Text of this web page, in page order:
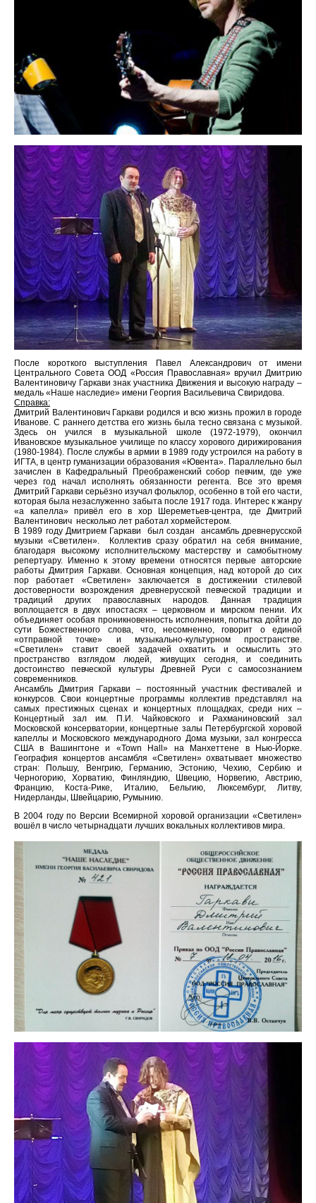
После короткого выступления Павел Александрович от имени
Центрального Совета ООД «Россия Православная» вручил Дмитрию
Валентиновичу Гаркави знак участника Движения и высокую награду –
медаль «Наше наследие» имени Георгия Васильевича Свиридова.
Справка:
Дмитрий Валентинович Гаркави родился и всю жизнь прожил в городе
Иванове. С раннего детства его жизнь была тесно связана с музыкой.
Здесь он учился в музыкальной школе (1972-1979), окончил
Ивановское музыкальное училище по классу хорового дирижирования
(1980-1984). После службы в армии в 1989 году устроился на работу в
ИГТА, в центр гуманизации образования «Ювента». Параллельно был
зачислен в Кафедральный Преображенский собор певчим, где уже
через год начал исполнять обязанности регента. Все это время
Дмитрий Гаркави серьёзно изучал фольклор, особенно в той его части,
которая была незаслуженно забыта после 1917 года. Интерес к жанру
«а капелла» привёл его в хор Шереметьев-центра, где Дмитрий
Валентинович несколько лет работал хормейстером.
В 1989 году Дмитрием Гаркави был создан ансамбль древнерусской
музыки «Светилен». Коллектив сразу обратил на себя внимание,
благодаря высокому исполнительскому мастерству и самобытному
репертуару. Именно к этому времени относятся первые авторские
работы Дмитрия Гаркави. Основная концепция, над которой до сих
пор работает «Светилен» заключается в достижении стилевой
достоверности возрождения древнерусской певческой традиции и
традиций других православных народов. Данная традиция
воплощается в двух ипостасях – церковном и мирском пении. Их
объединяет особая проникновенность исполнения, попытка дойти до
сути Божественного слова, что, несомненно, говорит о единой
«отправной точке» и музыкально-культурном пространстве.
«Светилен» ставит своей задачей охватить и осмыслить это
пространство взглядом людей, живущих сегодня, и соединить
достоинство певческой культуры Древней Руси с самосознанием
современников.
Ансамбль Дмитрия Гаркави – постоянный участник фестивалей и
конкурсов. Свои концертные программы коллектив представлял на
самых престижных сценах и концертных площадках, среди них –
Концертный зал им. П.И. Чайковского и Рахманиновский зал
Московской консерватории, концертные залы Петербургской хоровой
капеллы и Московского международного Дома музыки, зал конгресса
США в Вашингтоне и «Town Hall» на Манхеттене в Нью-Йорке.
География концертов ансамбля «Светилен» охватывает множество
стран: Польшу, Венгрию, Германию, Эстонию, Чехию, Сербию и
Черногорию, Хорватию, Финляндию, Швецию, Норвегию, Австрию,
Францию, Коста-Рике, Италию, Бельгию, Люксембург, Литву,
Нидерланды, Швейцарию, Румынию.
В 2004 году по Версии Всемирной хоровой организации «Светилен»
вошёл в число четырнадцати лучших вокальных коллективов мира.